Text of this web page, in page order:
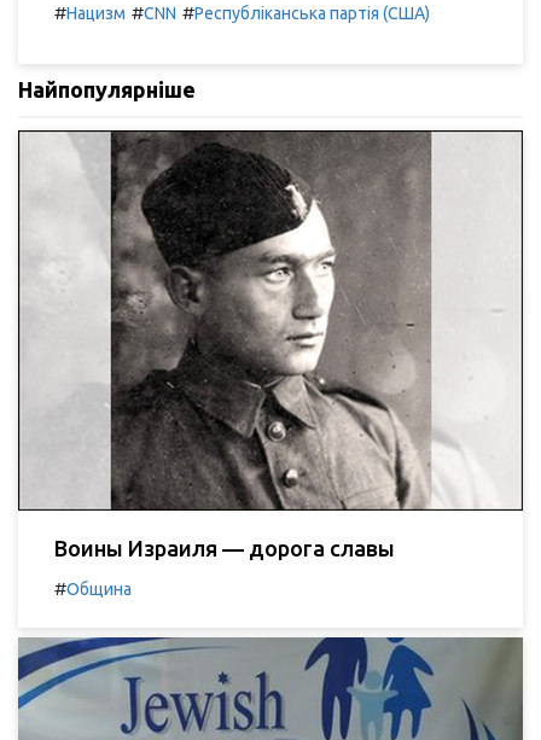
#Нацизм #CNN #Республіканська партія (США)
Найпопулярніше
Воины Израиля — дорога славы
#Община